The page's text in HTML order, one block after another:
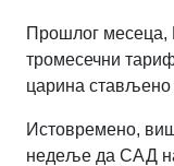
Прошлог месеца,
тромесечни
царина
Истовремено,
недеље да САД